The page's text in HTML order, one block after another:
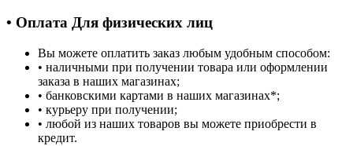
• Оплата Для физических лиц
Вы можете оплатить заказ любым удобным способом:
• наличными при получении товара или оформлении
заказа в наших магазинах;
• банковскими картами в наших магазинах*;
• курьеру при получении;
• любой из наших товаров вы можете приобрести в
кредит.